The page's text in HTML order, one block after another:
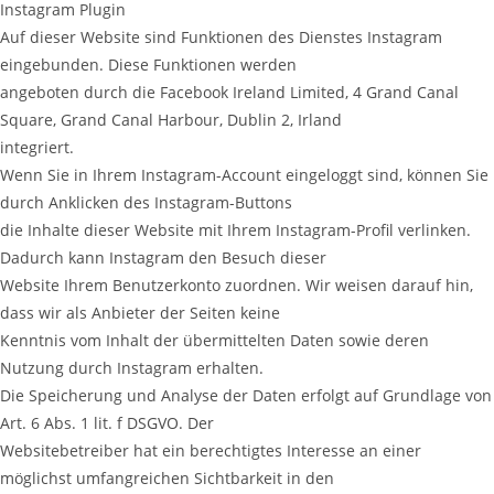
Instagram Plugin
Auf dieser Website sind Funktionen des Dienstes Instagram
eingebunden. Diese Funktionen werden
angeboten durch die Facebook Ireland Limited, 4 Grand Canal
Square, Grand Canal Harbour, Dublin 2, Irland
integriert.
Wenn Sie in Ihrem Instagram-Account eingeloggt sind, können Sie
durch Anklicken des Instagram-Buttons
die Inhalte dieser Website mit Ihrem Instagram-Profil verlinken.
Dadurch kann Instagram den Besuch dieser
Website Ihrem Benutzerkonto zuordnen. Wir weisen darauf hin,
dass wir als Anbieter der Seiten keine
Kenntnis vom Inhalt der übermittelten Daten sowie deren
Nutzung durch Instagram erhalten.
Die Speicherung und Analyse der Daten erfolgt auf Grundlage von
Art. 6 Abs. 1 lit. f DSGVO. Der
Websitebetreiber hat ein berechtigtes Interesse an einer
möglichst umfangreichen Sichtbarkeit in den